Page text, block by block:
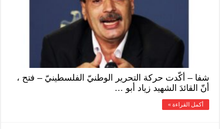
شفا – أكّدت حركة التحرير الوطنيّ الفلسطينيّ – فتح ،
أنّ القائدَ الشهيد زياد أبو …
أكمل القراءة »